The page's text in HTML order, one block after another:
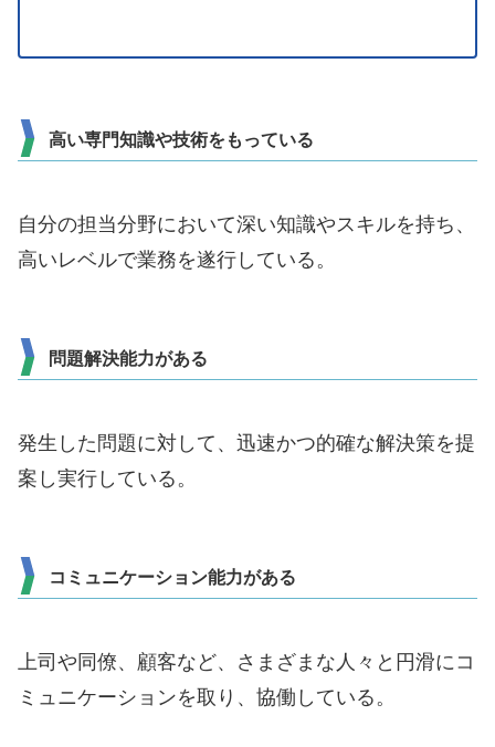
高い専門知識や技術をもっている
自分の担当分野において深い知識やスキルを持ち、
高いレベルで業務を遂行している。
問題解決能力がある
発生した問題に対して、迅速かつ的確な解決策を提
案し実行している。
コミュニケーション能力がある
上司や同僚、顧客など、さまざまな人々と円滑にコ
ミュニケーションを取り、協働している。